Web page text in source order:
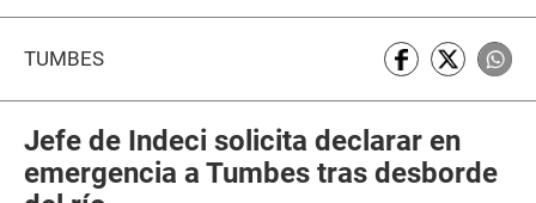
TUMBES
Jefe de Indeci solicita declarar en
emergencia a Tumbes tras desborde